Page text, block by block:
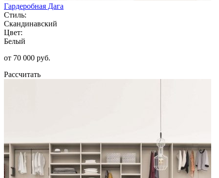
Гардеробная Дага
Стиль:
Скандинавский
Цвет:
Белый
от 70 000 руб.
Рассчитать